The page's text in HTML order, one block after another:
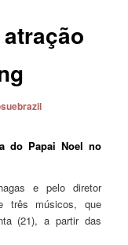
do Papai Noel no
e pelo diretor
três músicos, que
(21), a partir das